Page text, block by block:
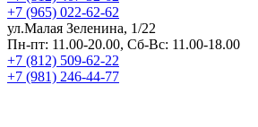
+7 (965) 022-62-62
ул.Малая Зеленина, 1/22
Пн-пт: 11.00-20.00, Сб-Вс: 11.00-18.00
+7 (812) 509-62-22
+7 (981) 246-44-77